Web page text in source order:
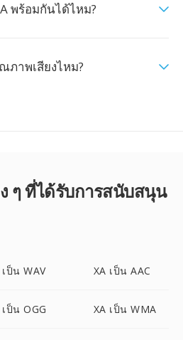
พร้อมกันได้ไหม?
ภาพเสียงไหม?
ๆ ที่ได้รับการสนับสนุน
เป็น WAV XA เป็น AAC
เป็น OGG XA เป็น WMA